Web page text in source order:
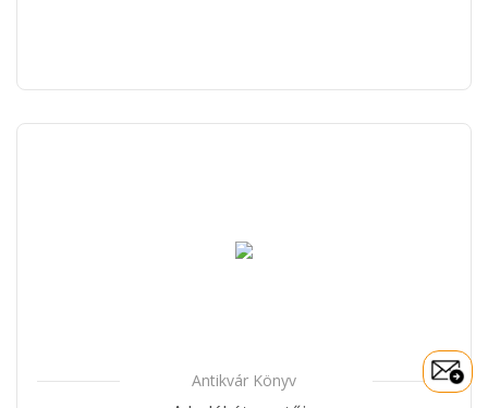
Antikvár Könyv